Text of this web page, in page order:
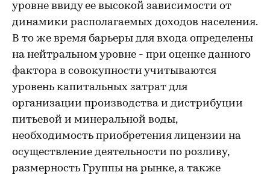
уровне ввиду ее высокой зависимости от
динамики располагаемых доходов населения.
В то же время барьеры для входа определены
на нейтральном уровне - при оценке данного
фактора в совокупности учитываются
уровень капитальных затрат для
организации производства и дистрибуции
питьевой и минеральной воды,
необходимость приобретения лицензии на
осуществление деятельности по розливу,
размерность Группы на рынке, а также